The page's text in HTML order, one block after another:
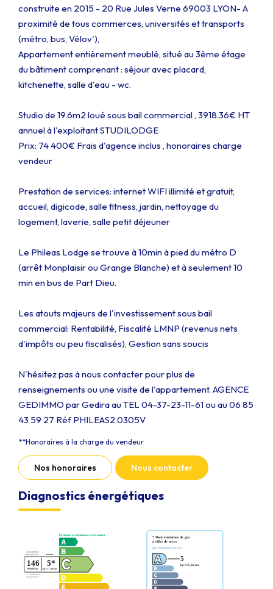
construite en 2015 - 20 Rue Jules Verne 69003 LYON- A
proximité de tous commerces, universités et transports
(métro, bus, Vélov'),
Appartement entièrement meublé, situé au 3ème étage
du bâtiment comprenant : séjour avec placard,
kitchenette, salle d'eau - wc.
Studio de 19.6m2 loué sous bail commercial , 3918.36€ HT
annuel à l'exploitant STUDILODGE
Prix: 74 400€ Frais d'agence inclus , honoraires charge
vendeur
Prestation de services: internet WIFI illimité et gratuit,
accueil, digicode, salle fitness, jardin, nettoyage du
logement, laverie, salle petit déjeuner
Le Phileas Lodge se trouve à 10min à pied du métro D
(arrêt Monplaisir ou Grange Blanche) et à seulement 10
min en bus de Part Dieu.
Les atouts majeurs de l'investissement sous bail
commercial: Rentabilité, Fiscalité LMNP (revenus nets
d'impôts ou peu fiscalisés), Gestion sans soucis
N'hésitez pas à nous contacter pour plus de
renseignements ou une visite de l'appartement. AGENCE
GEDIMMO par Gedira au TEL 04-37-23-11-61 ou au 06 85
43 59 27 Réf PHILEAS2.0305V
**Honoraires à la charge du vendeur
Nos honoraires Nous contacter
Diagnostics énergétiques